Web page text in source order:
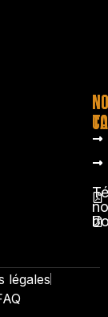
légales